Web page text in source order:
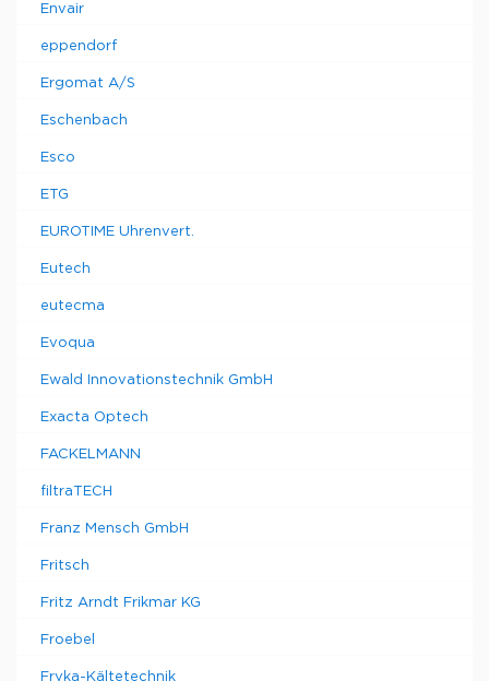
Envair
eppendorf
Ergomat A/S
Eschenbach
Esco
ETG
EUROTIME Uhrenvert.
Eutech
eutecma
Evoqua
Ewald Innovationstechnik GmbH
Exacta Optech
FACKELMANN
filtraTECH
Franz Mensch GmbH
Fritsch
Fritz Arndt Frikmar KG
Froebel
Fryka-Kältetechnik